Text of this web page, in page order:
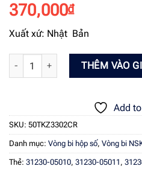
370,000₫
Xuất xứ: Nhật Bản
Vòng bi NSK 50TKZ3302CR - Bite
THÊM VÀO
Add
SKU: 50TKZ3302CR
Danh mục: Vòng bi hộp số, Vòng bi
Thẻ: 31230-05010, 31230-05011 ,